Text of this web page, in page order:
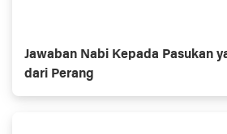
Jawaban Nabi Kepada Pasukan
dari Perang